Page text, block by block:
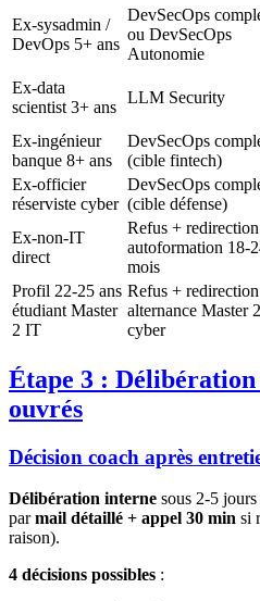
Ex-sysadmin /
DevOps 5+ ans
DevSecOps
ou DevSecOps
Autonomie
Ex-data
scientist 3+ ans
LLM Security
Ex-ingénieur
banque 8+ ans
DevSecOps
(cible fintech)
Ex-officier
réserviste cyber
DevSecOps
(cible défense)
Ex-non-IT
direct
Refus + redirection
autoformation 18-
mois
Profil 22-25 ans
étudiant Master
2 IT
Refus + redirection
alternance Master 2
cyber
Étape 3 :
ouvrés
Décision coach après
Délibération interne sous 2-5
parmail détaillé + appel 30 min si
raison).
4 décisions possibles :